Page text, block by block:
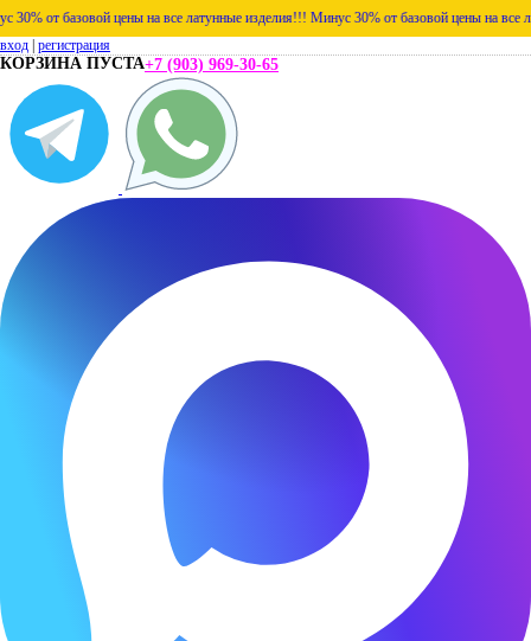
от базовой цены на все латунные изделия!!! Минус 30% от базовой цены на все
вход регистрация
КОРЗИНА ПУСТА+7 (903) 969-30-65